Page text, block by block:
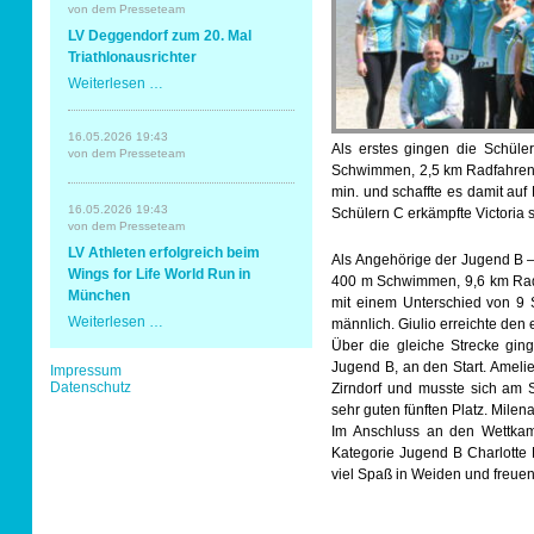
Als erstes gingen die
Schwimmen, 2,5 km
min. und schaffte es damit
Schülern C erkämpfte Victoria
Als Angehörige der Jugend B
400 m Schwimmen, 9,6 km
mit einem Unterschied von 9
männlich. Giulio erreichte den
Über die gleiche Strecke
Jugend B, an den Start.
Zirndorf und musste sich am
sehr guten fünften Platz.
Im Anschluss an den
Kategorie Jugend B
viel Spaß in Weiden und
Erding
Spaß
und
von dem Presseteam
LV Deggendorf zum 20. Mal
Triathlonausrichter
Weiterlesen …
zum
20.
Mal
16.05.2026 19:43
von dem Presseteam
16.05.2026 19:43
von dem Presseteam
LV Athleten erfolgreich beim
Wings for Life World Run in
München
Weiterlesen …
Navigation
überspringen
Impressum
Datenschutz
Sportabzeichen
Tempo & Gymnastik